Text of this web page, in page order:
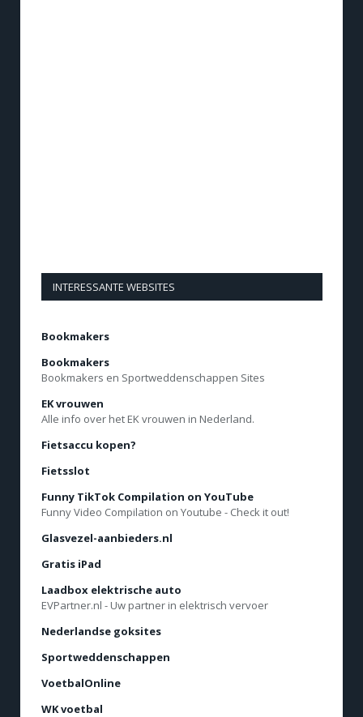
INTERESSANTE WEBSITES
Bookmakers
Bookmakers
Bookmakers en Sportweddenschappen Sites
EK vrouwen
Alle info over het EK vrouwen in Nederland.
Fietsaccu kopen?
Fietsslot
Funny TikTok Compilation on YouTube
Funny Video Compilation on Youtube - Check it out!
Glasvezel-aanbieders.nl
Gratis iPad
Laadbox elektrische auto
EVPartner.nl - Uw partner in elektrisch vervoer
Nederlandse goksites
Sportweddenschappen
VoetbalOnline
WK voetbal